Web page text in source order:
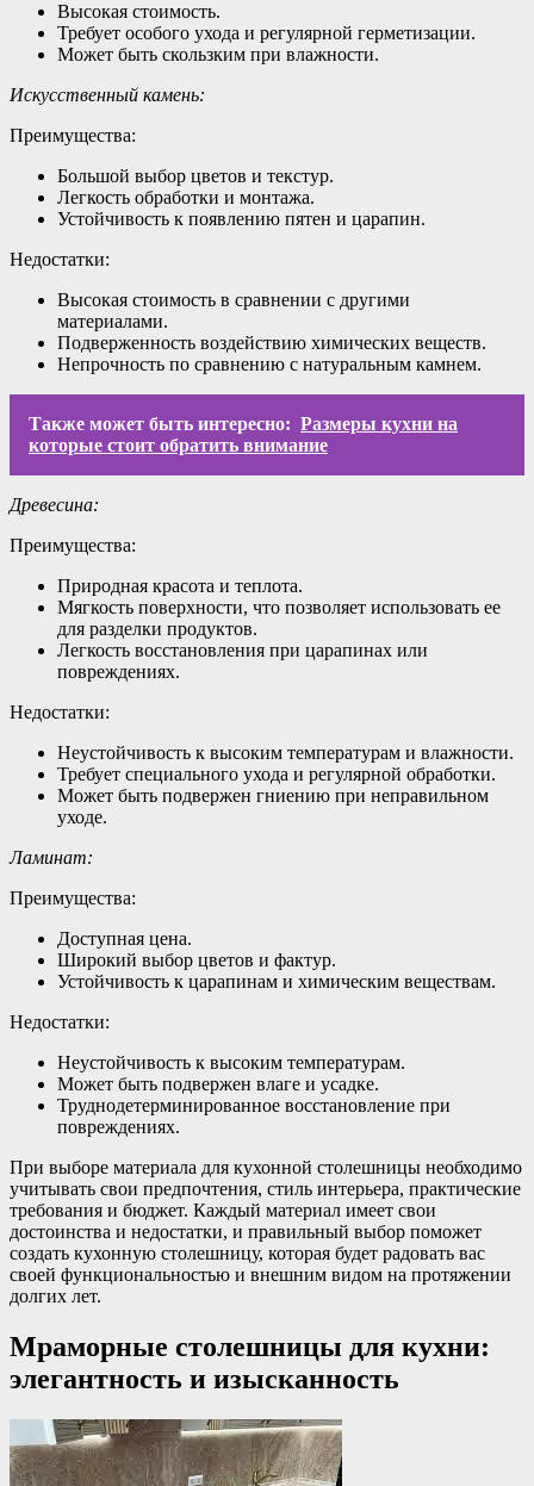
Высокая стоимость.
Требует особого ухода и регулярной герметизации.
Может быть скользким при влажности.
Искусственный камень:
Преимущества:
Большой выбор цветов и текстур.
Легкость обработки и монтажа.
Устойчивость к появлению пятен и царапин.
Недостатки:
Высокая стоимость в сравнении с другими
материалами.
Подверженность воздействию химических веществ.
Непрочность по сравнению с натуральным камнем.
Также может быть интересно: Размеры кухни на
которые стоит обратить внимание
Древесина:
Преимущества:
Природная красота и теплота.
Мягкость поверхности, что позволяет использовать ее
для разделки продуктов.
Легкость восстановления при царапинах или
повреждениях.
Недостатки:
Неустойчивость к высоким температурам и влажности.
Требует специального ухода и регулярной обработки.
Может быть подвержен гниению при неправильном
уходе.
Ламинат:
Преимущества:
Доступная цена.
Широкий выбор цветов и фактур.
Устойчивость к царапинам и химическим веществам.
Недостатки:
Неустойчивость к высоким температурам.
Может быть подвержен влаге и усадке.
Труднодетерминированное восстановление при
повреждениях.
При выборе материала для кухонной столешницы необходимо
учитывать свои предпочтения, стиль интерьера, практические
требования и бюджет. Каждый материал имеет свои
достоинства и недостатки, и правильный выбор поможет
создать кухонную столешницу, которая будет радовать вас
своей функциональностью и внешним видом на протяжении
долгих лет.
Мраморные столешницы для кухни:
элегантность и изысканность